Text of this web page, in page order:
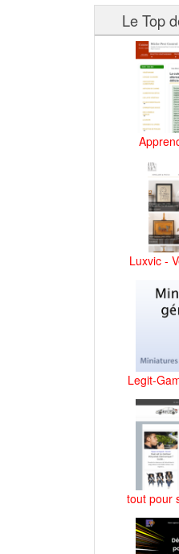
Le Top
Luxvic -
Legit-
tout pour